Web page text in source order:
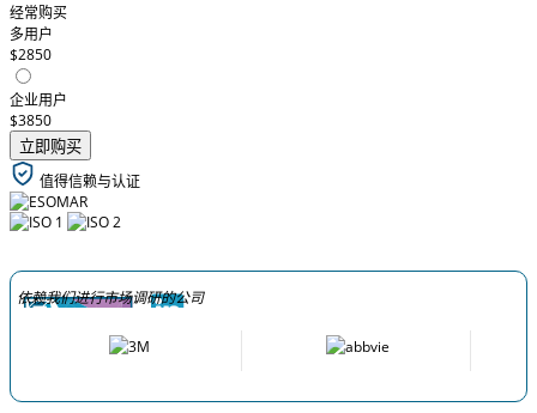
经常购买
多用户
$2850
企业用户
$3850
立即购买
值得信赖与认证
依赖我们进行市场调研的公司